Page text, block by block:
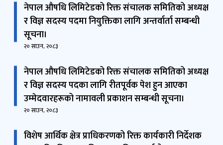
नेपाल औषधि लिमिटेडको रिक्त संचालक समितिको अध्यक्ष
र विज्ञ सदस्य पदमा नियुक्तिका लागि अन्तर्वार्ता सम्बन्धी
सूचना।
२० साउन, २०८३
नेपाल औषधि लिमिटेडको रिक्त संचालक समितिको अध्यक्ष
र विज्ञ सदस्य पदका लागि रीतपूर्वक पेश हुन आएका
उम्‍मेदवारहरूको नामावली प्रकाशन सम्बन्धी सूचना।
२० साउन, २०८३
विशेष आर्थिक क्षेत्र प्राधिकरणको रिक्त कार्यकारी निर्देशक